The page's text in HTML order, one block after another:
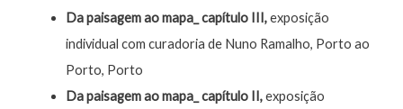
Da paisagem ao mapa_ capítulo III,exposição
individual com curadoria de Nuno Ramalho, Porto ao
Porto, Porto
Da paisagem ao mapa_ capítulo II,exposição